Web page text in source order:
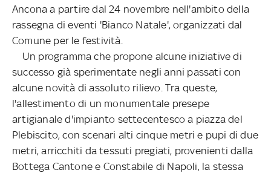
Ancona a partire dal 24 novembre nell'ambito della
rassegna di eventi 'Bianco Natale', organizzati dal
Comune per le festività.
Un programma che propone alcune iniziative di
successo già sperimentate negli anni passati con
alcune novità di assoluto rilievo. Tra queste,
l'allestimento di un monumentale presepe
artigianale d'impianto settecentesco a piazza del
Plebiscito, con scenari alti cinque metri e pupi di due
metri, arricchiti da tessuti pregiati, provenienti dalla
Bottega Cantone e Constabile di Napoli, la stessa